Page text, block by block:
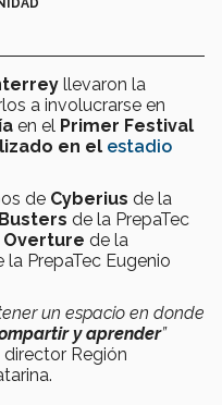
llevaron la
a involucrarse en
en el Primer Festival
en el estadio
de Cyberius de la
de la PrepaTec
Overture de la
la PrepaTec Eugenio
un espacio en donde
y aprender”
, director Región